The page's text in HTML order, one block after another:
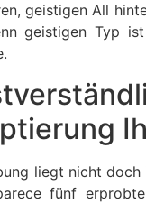
geistigen All
geistigen Typ
liegt nicht
fünf